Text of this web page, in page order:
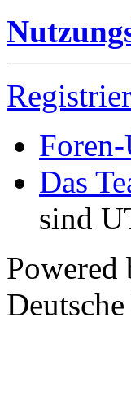
Das
sind
Powered